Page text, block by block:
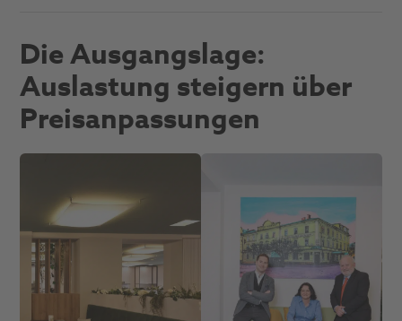
Die Ausgangslage:
Auslastung steigern über
Preisanpassungen